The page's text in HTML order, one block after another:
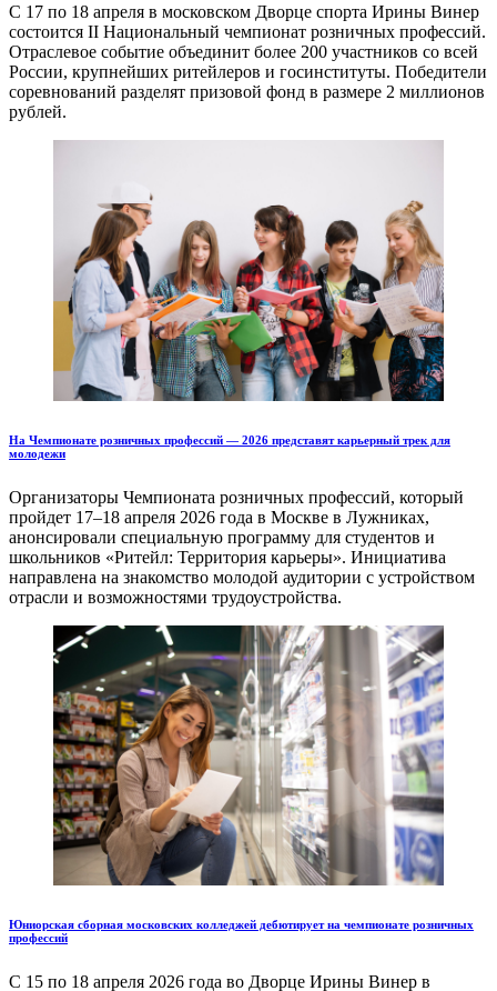
С 17 по 18 апреля в московском Дворце спорта Ирины Винер
состоится II Национальный чемпионат розничных профессий.
Отраслевое событие объединит более 200 участников со всей
России, крупнейших ритейлеров и госинституты. Победители
соревнований разделят призовой фонд в размере 2 миллионов
рублей.
На Чемпионате розничных профессий — 2026 представят карьерный трек для
молодежи
Организаторы Чемпионата розничных профессий, который
пройдет 17–18 апреля 2026 года в Москве в Лужниках,
анонсировали специальную программу для студентов и
школьников «Ритейл: Территория карьеры». Инициатива
направлена на знакомство молодой аудитории с устройством
отрасли и возможностями трудоустройства.
Юниорская сборная московских колледжей дебютирует на чемпионате розничных
профессий
С 15 по 18 апреля 2026 года во Дворце Ирины Винер в